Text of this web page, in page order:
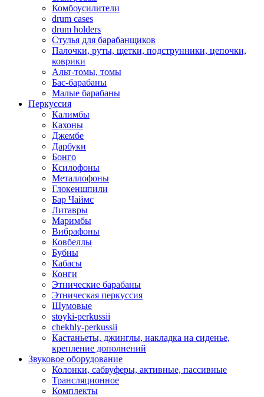
Комбоусилители
drum cases
drum holders
Стулья для барабанщиков
Палочки, руты, щетки, подструнники, цепочки,
коврики
Альт-томы, томы
Бас-барабаны
Малые барабаны
Перкуссия
Калимбы
Кахоны
Джембе
Дарбуки
Бонго
Ксилофоны
Металлофоны
Глокеншпили
Бар Чаймс
Литавры
Маримбы
Вибрафоны
Ковбеллы
Бубны
Кабасы
Конги
Этнические барабаны
Этническая перкуссия
Шумовые
stoyki-perkussii
chekhly-perkussii
Кастаньеты, джинглы, накладка на сиденье,
крепление дополнений
Звуковое оборудование
Колонки, сабвуферы, активные, пассивные
Трансляционное
Комплекты